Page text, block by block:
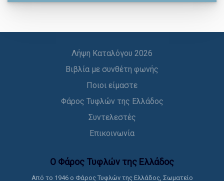
Λήψη Καταλόγου 2026
Βιβλία με συνθέτη φωνής
Ποιοι είμαστε
Φάρος Τυφλών της Ελλάδος
Συντελεστές
Επικοινωνία
Ο Φάρος Τυφλών της Ελλάδoς
Από το 1946 ο Φάρος Τυφλών της Ελλάδος, Σωματείο